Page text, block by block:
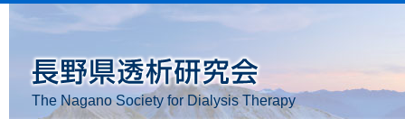
The Nagano Society for Dialysis Therapy